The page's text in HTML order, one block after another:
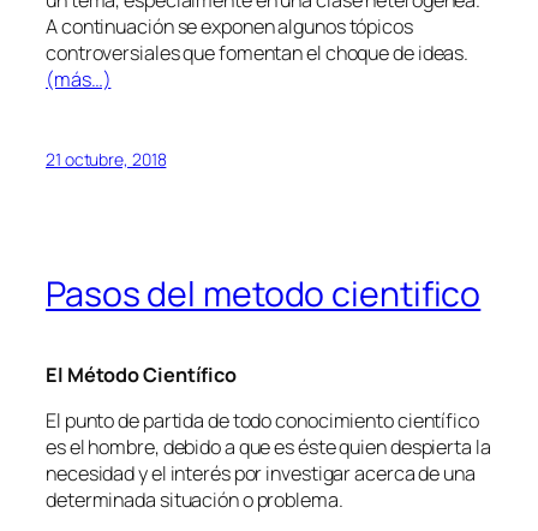
A continuación se exponen algunos tópicos
controversiales que fomentan el choque de ideas.
(más…)
21 octubre, 2018
Pasos del metodo cientifico
El Método Científico
El punto de partida de todo conocimiento científico
es el hombre, debido a que es éste quien despierta la
necesidad y el interés por investigar acerca de una
determinada situación o problema.